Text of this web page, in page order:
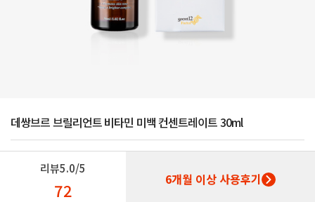
데쌍브르 브릴리언트 비타민 미백 컨센트레이트 30ml
리뷰5.0/5
72 6개월 이상 사용후기